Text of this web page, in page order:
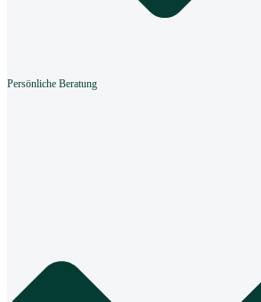
Persönliche Beratung